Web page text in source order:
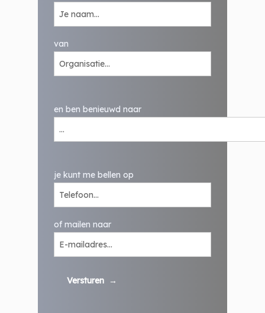
van
en ben benieuwd naar
je kunt me bellen op
of mailen naar
Versturen →